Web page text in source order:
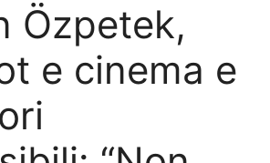
Özpetek,
e cinema e